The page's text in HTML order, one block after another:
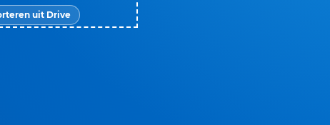
uit Drive